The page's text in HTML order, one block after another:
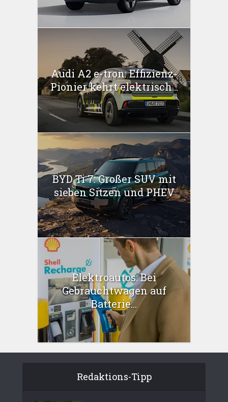
Audi A2 e-tron: Effizienz-
Pionier kehrt elektrisch...
BYD Ti 7: Großer SUV mit
sieben Sitzen und PHEV
Elektroautos: Bei
Gebrauchtwagen auf
Batterie...
Redaktions-Tipp